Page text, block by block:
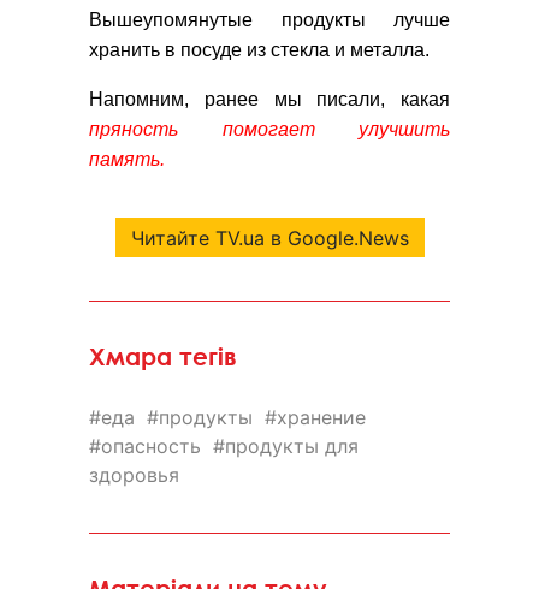
Вышеупомянутые продукты лучше
хранить в посуде из стекла и металла.
Напомним, ранее мы писали, какая
пряность помогает улучшить
память.
Читайте TV.ua в Google.News
Хмара тегів
еда продукты
хранение
опасность
продукты для
здоровья